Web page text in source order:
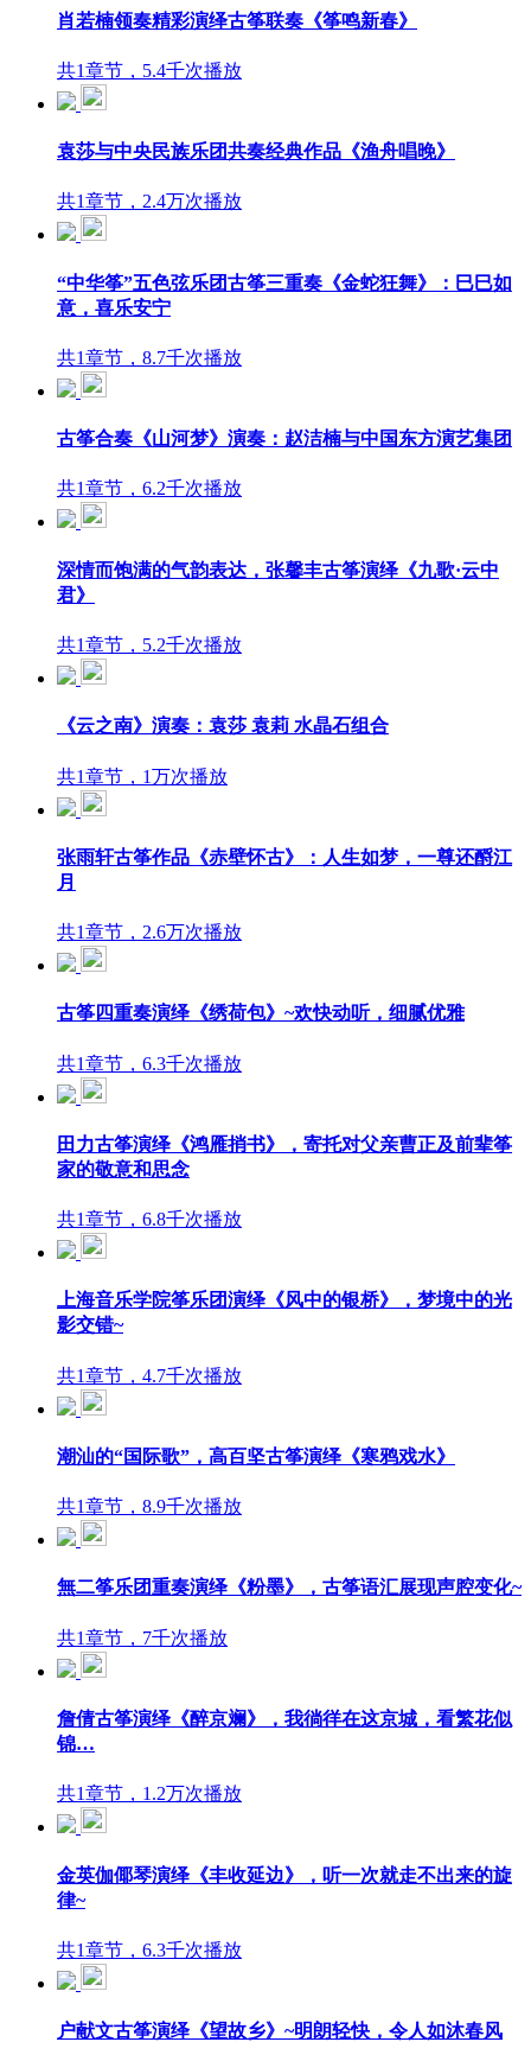
肖若楠领奏精彩演绎古筝联奏《筝鸣新春》
共1章节，5.4千次播放
袁莎与中央民族乐团共奏经典作品《渔舟唱晚》
共1章节，2.4万次播放
“中华筝”五色弦乐团古筝三重奏《金蛇狂舞》：巳巳如
意，喜乐安宁
共1章节，8.7千次播放
古筝合奏《山河梦》演奏：赵洁楠与中国东方演艺集团
共1章节，6.2千次播放
深情而饱满的气韵表达，张馨丰古筝演绎《九歌·云中
君》
共1章节，5.2千次播放
《云之南》演奏：袁莎 袁莉 水晶石组合
共1章节，1万次播放
张雨轩古筝作品《赤壁怀古》：人生如梦，一尊还酹江
月
共1章节，2.6万次播放
古筝四重奏演绎《绣荷包》~欢快动听，细腻优雅
共1章节，6.3千次播放
田力古筝演绎《鸿雁捎书》，寄托对父亲曹正及前辈筝
家的敬意和思念
共1章节，6.8千次播放
上海音乐学院筝乐团演绎《风中的银桥》，梦境中的光
影交错~
共1章节，4.7千次播放
潮汕的“国际歌”，高百坚古筝演绎《寒鸦戏水》
共1章节，8.9千次播放
無二筝乐团重奏演绎《粉墨》，古筝语汇展现声腔变化~
共1章节，7千次播放
詹倩古筝演绎《醉京斓》，我徜徉在这京城，看繁花似
锦…
共1章节，1.2万次播放
金英伽倻琴演绎《丰收延边》，听一次就走不出来的旋
律~
共1章节，6.3千次播放
户献文古筝演绎《望故乡》~明朗轻快，令人如沐春风